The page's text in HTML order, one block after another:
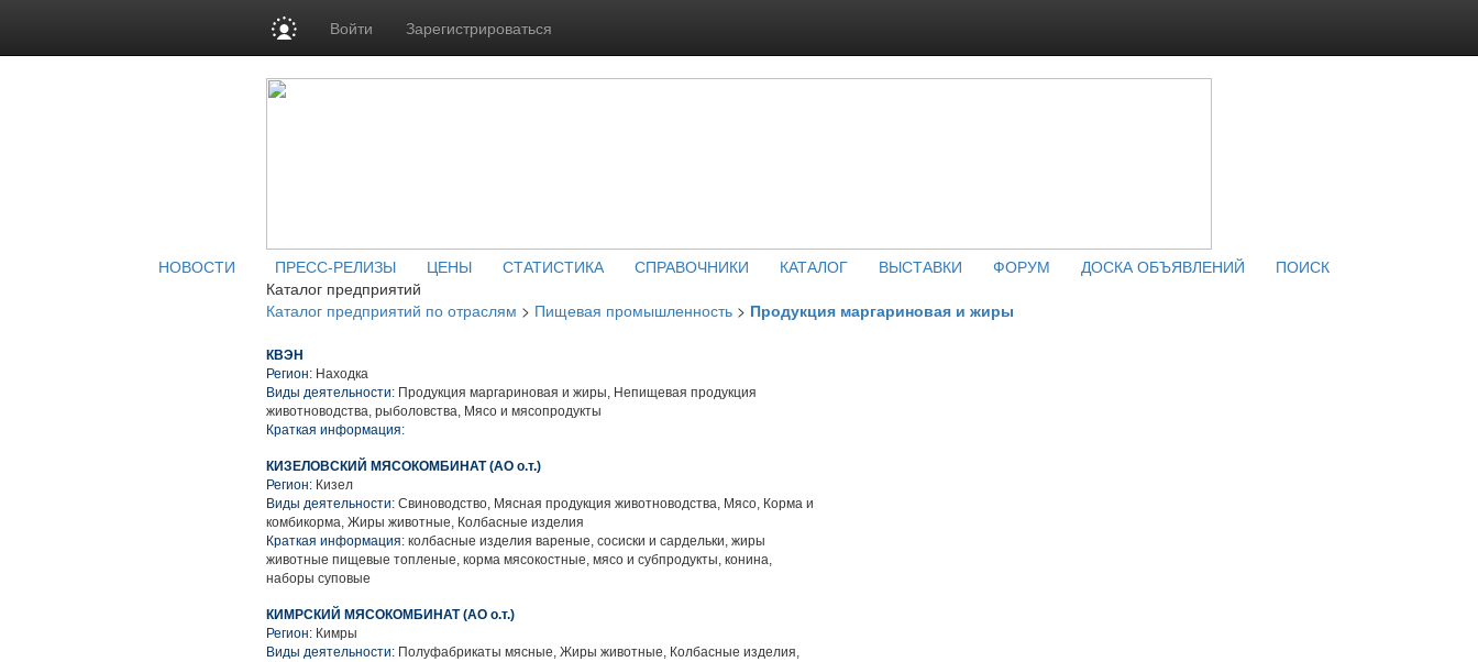
Войти Зарегистрироваться
НОВОСТИ ПРЕСС-РЕЛИЗЫ ЦЕНЫ СТАТИСТИКА СПРАВОЧНИКИ КАТАЛОГ ВЫСТАВКИ ФОРУМ ДОСКА ОБЪЯВЛЕНИЙ
ПОИСК
Каталог предприятий
Каталог предприятий по отраслям > Пищевая промышленность > Продукция маргариновая и жиры
КВЭН
Регион: Находка
Виды деятельности: Продукция маргариновая и жиры, Непищевая продукция
животноводства, рыболовства, Мясо и мясопродукты
Краткая информация:
КИЗЕЛОВСКИЙ МЯСОКОМБИНАТ (АО о.т.)
Регион: Кизел
Виды деятельности: Свиноводство, Мясная продукция животноводства, Мясо, Корма и
комбикорма, Жиры животные, Колбасные изделия
Краткая информация: колбасные изделия вареные, сосиски и сардельки, жиры
животные пищевые топленые, корма мясокостные, мясо и субпродукты, конина,
наборы суповые
КИМРСКИЙ МЯСОКОМБИНАТ (АО о.т.)
Регион: Кимры
Виды деятельности: Полуфабрикаты мясные, Жиры животные, Колбасные изделия,